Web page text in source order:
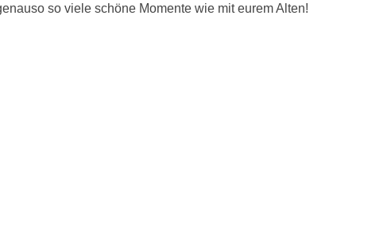
so viele schöne Momente wie mit eurem Alten!